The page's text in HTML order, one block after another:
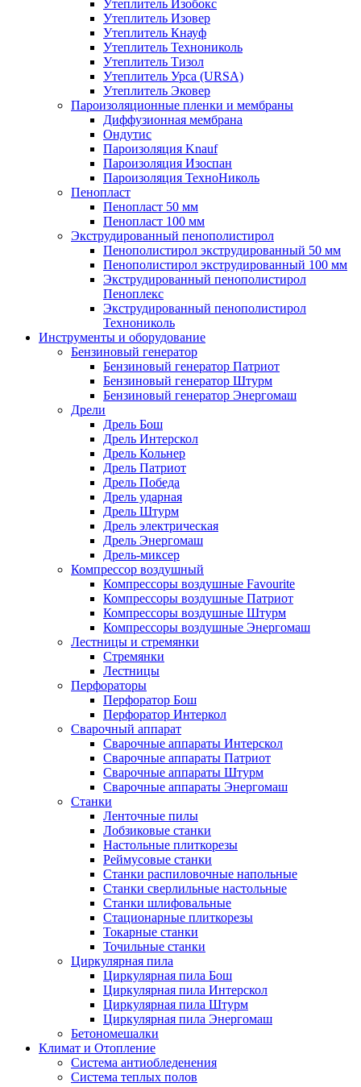
Утеплитель Изобокс
Утеплитель Изовер
Утеплитель Кнауф
Утеплитель Технониколь
Утеплитель Тизол
Утеплитель Урса (URSA)
Утеплитель Эковер
Пароизоляционные пленки и мембраны
Диффузионная мембрана
Ондутис
Пароизоляция Knauf
Пароизоляция Изоспан
Пароизоляция ТехноНиколь
Пенопласт
Пенопласт 50 мм
Пенопласт 100 мм
Экструдированный пенополистирол
Пенополистирол экструдированный 50 мм
Пенополистирол экструдированный 100 мм
Экструдированный пенополистирол
Пеноплекс
Экструдированный пенополистирол
Технониколь
Инструменты и оборудование
Бензиновый генератор
Бензиновый генератор Патриот
Бензиновый генератор Штурм
Бензиновый генератор Энергомаш
Дрели
Дрель Бош
Дрель Интерскол
Дрель Кольнер
Дрель Патриот
Дрель Победа
Дрель ударная
Дрель Штурм
Дрель электрическая
Дрель Энергомаш
Дрель-миксер
Компрессор воздушный
Компрессоры воздушные Favourite
Компрессоры воздушные Патриот
Компрессоры воздушные Штурм
Компрессоры воздушные Энергомаш
Лестницы и стремянки
Стремянки
Лестницы
Перфораторы
Перфоратор Бош
Перфоратор Интеркол
Сварочный аппарат
Сварочные аппараты Интерскол
Сварочные аппараты Патриот
Сварочные аппараты Штурм
Сварочные аппараты Энергомаш
Станки
Ленточные пилы
Лобзиковые станки
Настольные плиткорезы
Реймусовые станки
Станки распиловочные напольные
Станки сверлильные настольные
Станки шлифовальные
Стационарные плиткорезы
Токарные станки
Точильные станки
Циркулярная пила
Циркулярная пила Бош
Циркулярная пила Интерскол
Циркулярная пила Штурм
Циркулярная пила Энергомаш
Бетономешалки
Климат и Отопление
Система антиобледенения
Система теплых полов